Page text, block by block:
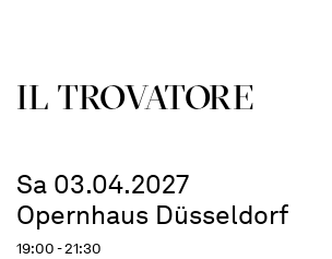
IL TROVA­TORE
Sa 03.04.2027
Opernhaus Düsseldorf
19:00 - 21:30